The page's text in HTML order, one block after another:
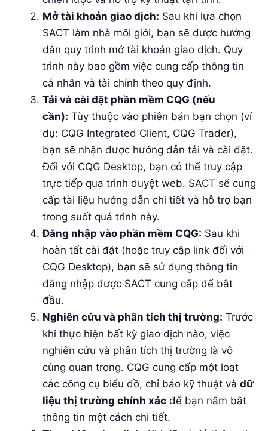
Mở tài khoản giao dịch: Sau khi lựa chọn
SACT làm nhà môi giới, bạn sẽ được hướng
dẫn quy trình mở tài khoản giao dịch. Quy
trình này bao gồm việc cung cấp thông tin
cá nhân và tài chính theo quy định.
Tải và cài đặt phần mềm CQG (nếu
cần): Tùy thuộc vào phiên bản bạn chọn (ví
dụ: CQG Integrated Client, CQG Trader),
bạn sẽ nhận được hướng dẫn tải và cài đặt.
Đối với CQG Desktop, bạn có thể truy cập
trực tiếp qua trình duyệt web. SACT sẽ cung
cấp tài liệu hướng dẫn chi tiết và hỗ trợ bạn
trong suốt quá trình này.
Đăng nhập vào phần mềm CQG: Sau khi
hoàn tất cài đặt (hoặc truy cập link đối với
CQG Desktop), bạn sẽ sử dụng thông tin
đăng nhập được SACT cung cấp để bắt
đầu.
Nghiên cứu và phân tích thị trường: Trước
khi thực hiện bất kỳ giao dịch nào, việc
nghiên cứu và phân tích thị trường là vô
cùng quan trọng. CQG cung cấp một loạt
các công cụ biểu đồ, chỉ báo kỹ thuật và dữ
liệu thị trường chính xác để bạn nắm bắt
thông tin một cách chi tiết.